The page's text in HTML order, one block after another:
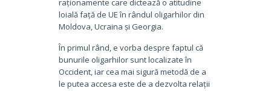
raționamente care dictează o atitudine
loială față de UE în rândul oligarhilor din
Moldova, Ucraina și Georgia.
În primul rând, e vorba despre faptul că
bunurile oligarhilor sunt localizate în
Occident, iar cea mai sigură metodă de a
le putea accesa este de a dezvolta relații